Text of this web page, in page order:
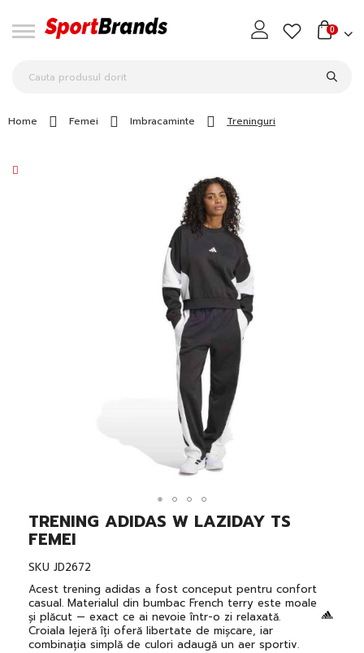
0
Home Femei Imbracaminte Treninguri
Skip
to
the
beginning
of
the
images
gallery
TRENING ADIDAS W LAZIDAY TS
FEMEI
SKU JD2672
Acest trening adidas a fost conceput pentru confort
casual. Materialul din bumbac French terry este moale
și plăcut — exact ce ai nevoie într-o zi relaxată.
Croiala lejeră îți oferă libertate de mișcare, iar
combinația simplă de culori adaugă un aer sportiv.